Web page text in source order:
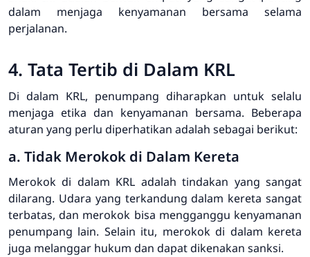
dalam menjaga kenyamanan bersama selama
perjalanan.
4. Tata Tertib di Dalam KRL
Di dalam KRL, penumpang diharapkan untuk selalu
menjaga etika dan kenyamanan bersama. Beberapa
aturan yang perlu diperhatikan adalah sebagai berikut:
a. Tidak Merokok di Dalam Kereta
Merokok di dalam KRL adalah tindakan yang sangat
dilarang. Udara yang terkandung dalam kereta sangat
terbatas, dan merokok bisa mengganggu kenyamanan
penumpang lain. Selain itu, merokok di dalam kereta
juga melanggar hukum dan dapat dikenakan sanksi.